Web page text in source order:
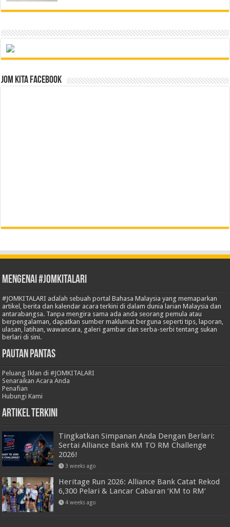
Jom Kita Facebook
Mengenai #JOMKITALARI
#JOMKITALARI adalah sebuah portal Bahasa Malaysia yang memaparkan
artikel, berita dan kalendar acara terkini di dalam dunia larian Malaysia dan
antarabangsa. Tanpa mengira sama ada anda seorang pemula atau
berpengalaman, dapatkan sumber maklumat berguna seperti tips, laporan,
ulasan, latihan, wawancara, galeri gambar dan serba-serbi tentang sukan
berlari di sini.
Pautan Pantas
Peluang Iklan di #JOMKITALARI
Senaraikan Acara Anda
Penafian
Hubungi Kami
Artikel Terkini
Tingkatkan Simpanan Anda Dengan Berlari:
Sertai Alliance Bank KM TO RM Challenge
2026!
3 weeks ago
Heritage Run 2026: Alliance Bank Catat Rekod
6,300 Pelari & Lancar Cabaran ‘KM to RM’
4 weeks ago